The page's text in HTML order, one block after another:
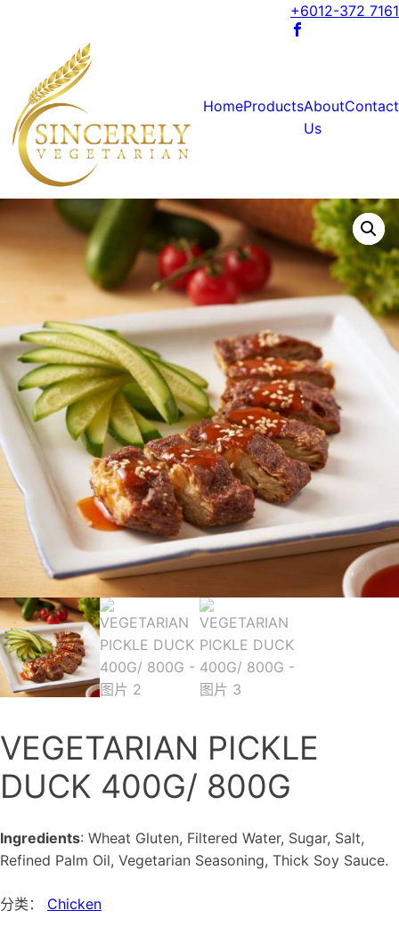
+6012-372 7161
HomeProductsAbout
Us
Contact
VEGETARIAN PICKLE
DUCK 400G/ 800G
Ingredients: Wheat Gluten, Filtered Water, Sugar, Salt,
Refined Palm Oil, Vegetarian Seasoning, Thick Soy Sauce.
分类： Chicken